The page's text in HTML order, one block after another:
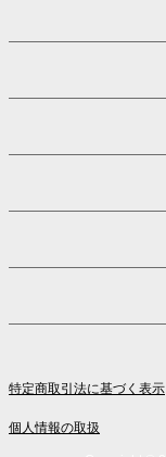
特定商取引法に基づく表示
個人情報の取扱